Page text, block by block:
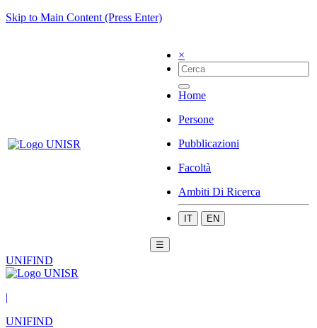
Skip to Main Content (Press Enter)
×
Home
Persone
Pubblicazioni
Facoltà
Ambiti Di Ricerca
IT EN
☰
UNIFIND
|
UNIFIND